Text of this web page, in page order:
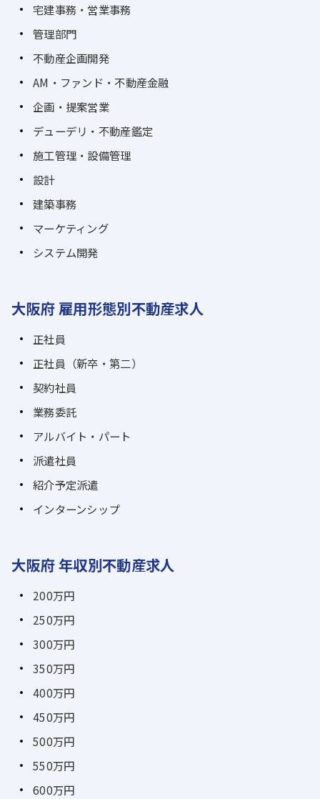
宅建事務・営業事務
管理部門
不動産企画開発
AM・ファンド・不動産金融
企画・提案営業
デューデリ・不動産鑑定
施工管理・設備管理
設計
建築事務
マーケティング
システム開発
大阪府 雇用形態別不動産求人
正社員
正社員（新卒・第二）
契約社員
業務委託
アルバイト・パート
派遣社員
紹介予定派遣
インターンシップ
大阪府 年収別不動産求人
200万円
250万円
300万円
350万円
400万円
450万円
500万円
550万円
600万円